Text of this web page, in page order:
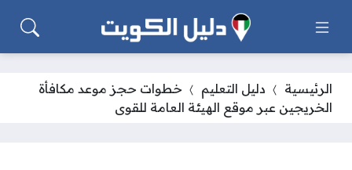
الرئيسية دليل التعليم
خطوات حجز موعد مكافأة
الخريجين عبر موقع الهيئة العامة للقوى